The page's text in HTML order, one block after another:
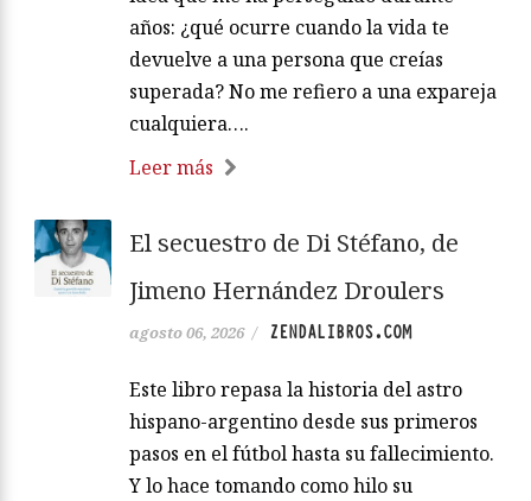
años: ¿qué ocurre cuando la vida te
devuelve a una persona que creías
superada? No me refiero a una expareja
cualquiera….
Leer más
El secuestro de Di Stéfano, de
Jimeno Hernández Droulers
agosto 06, 2026 / ZENDALIBROS.COM
Este libro repasa la historia del astro
hispano-argentino desde sus primeros
pasos en el fútbol hasta su fallecimiento.
Y lo hace tomando como hilo su